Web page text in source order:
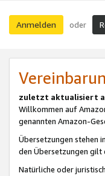
Anmelden oder
zuletzt aktualisiert
Willkommen auf
genannten Amazon-
Übersetzungen stehen
den Übersetzungen gilt
Natürliche oder